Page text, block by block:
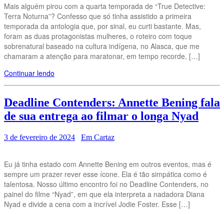
Mais alguém pirou com a quarta temporada de “True Detective:
Terra Noturna”? Confesso que só tinha assistido a primeira
temporada da antologia que, por sinal, eu curti bastante. Mas,
foram as duas protagonistas mulheres, o roteiro com toque
sobrenatural baseado na cultura indígena, no Alasca, que me
chamaram a atenção para maratonar, em tempo recorde, […]
Continuar lendo
Deadline Contenders: Annette Bening fala
de sua entrega ao filmar o longa Nyad
3 de fevereiro de 2024 Em Cartaz
Eu já tinha estado com Annette Bening em outros eventos, mas é
sempre um prazer rever esse ícone. Ela é tão simpática como é
talentosa. Nosso último encontro foi no Deadline Contenders, no
painel do filme “Nyad”, em que ela interpreta a nadadora Diana
Nyad e divide a cena com a incrível Jodie Foster. Esse […]